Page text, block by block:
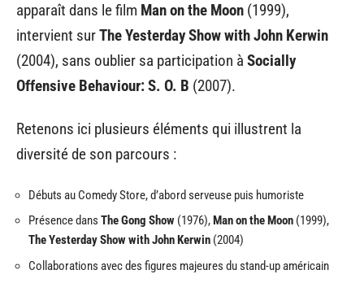
apparaît dans le film Man on the Moon (1999),
intervient surThe Yesterday Show with John Kerwin
(2004), sans oublier sa participation à Socially
Offensive Behaviour: S. O. B (2007).
Retenons ici plusieurs éléments qui illustrent la
diversité de son parcours :
Débuts au Comedy Store, d’abord serveuse puis humoriste
Présence dans The Gong Show (1976),Man on the Moon (1999),
The Yesterday Show with John Kerwin (2004)
Collaborations avec des figures majeures du stand-up américain